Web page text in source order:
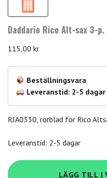
Daddario Rico Alt-sax 3-
115,00 kr
Beställningsvara
Leveranstid: 2-5 dagar
RJA0330, rörblad för Rico
Leveranstid: 2-5 dagar
Daddario
LÄGG TILL I